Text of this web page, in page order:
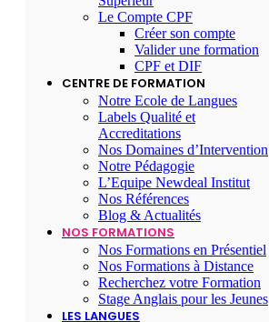
Le Compte CPF
Créer son compte
Valider une formation
CPF et DIF
CENTRE DE FORMATION
Notre Ecole de Langues
Labels Qualité et
Accreditations
Nos Domaines d’Intervention
Notre Pédagogie
L’Equipe Newdeal Institut
Nos Références
Blog & Actualités
NOS FORMATIONS
Nos Formations en Présentiel
Nos Formations à Distance
Recherchez votre Formation
Stage Anglais pour les Jeunes
LES LANGUES